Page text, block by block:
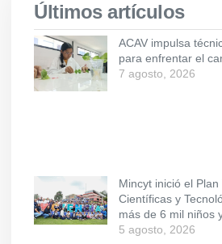
Últimos artículos
ACAV impulsa
para enfrentar el
7 agosto, 2026
Mincyt inició el Plan
Científicas y
más de 6 mil niños
5 agosto, 2026